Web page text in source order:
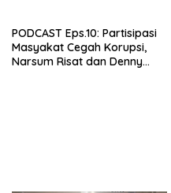
PODCAST Eps.10: Partisipasi
Masyakat Cegah Korupsi,
Narsum Risat dan Denny